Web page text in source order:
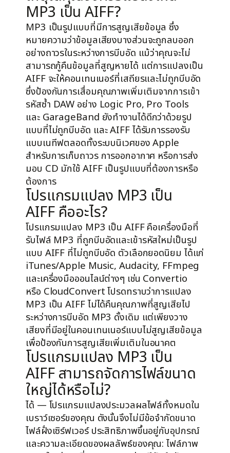
ข้าม
ไป
ยัง
เนื้อหา
MP3 เป็น AIFF?
MP3 เป็นรูปแบบที่มีการสูญเสียข้อมูล ซึ่ง
หมายความว่าข้อมูลเสียงบางส่วนจะถูกลบออก
อย่างถาวรในระหว่างการบีบอัด แม้ว่าคุณจะไม่
สามารถกู้คืนข้อมูลที่สูญหายได้ แต่การแปลงเป็น
AIFF จะให้คอนเทนเนอร์ที่เสถียรและไม่ถูกบีบอัด
ซึ่งป้องกันการเสื่อมคุณภาพเพิ่มเติมจากการเข้า
รหัสซ้ำ DAW อย่าง Logic Pro, Pro Tools
และ GarageBand ยังทำงานได้ดีกว่าด้วยรูป
แบบที่ไม่ถูกบีบอัด และ AIFF ได้รับการรองรับ
แบบเนทีฟตลอดทั้งระบบนิเวศของ Apple
สำหรับการเก็บถาวร การออกอากาศ หรือการส่ง
มอบ CD มักใช้ AIFF เป็นรูปแบบที่ต้องการหรือ
ต้องการ
โปรแกรมแปลง MP3 เป็น
AIFF คืออะไร?
โปรแกรมแปลง MP3 เป็น AIFF คือเครื่องมือที่
รับไฟล์ MP3 ที่ถูกบีบอัดและเข้ารหัสใหม่เป็นรูป
แบบ AIFF ที่ไม่ถูกบีบอัด ตัวเลือกยอดนิยม ได้แก่
iTunes/Apple Music, Audacity, FFmpeg
และเครื่องมือออนไลน์ต่างๆ เช่น Convertio
หรือ CloudConvert โปรดทราบว่าการแปลง
MP3 เป็น AIFF ไม่ได้คืนคุณภาพที่สูญเสียไป
ระหว่างการบีบอัด MP3 ดั้งเดิม แต่เพียงวาง
เสียงที่มีอยู่ในคอนเทนเนอร์แบบไม่สูญเสียข้อมูล
เพื่อป้องกันการสูญเสียเพิ่มเติมในอนาคต
โปรแกรมแปลง MP3 เป็น
AIFF สามารถจัดการไฟล์ขนาด
ใหญ่ได้หรือไม่?
ได้ — โปรแกรมแปลงประมวลผลไฟล์ทั้งหมดใน
เบราว์เซอร์ของคุณ ดังนั้นจึงไม่มีข้อจำกัดขนาด
ไฟล์ฝั่งเซิร์ฟเวอร์ ประสิทธิภาพขึ้นอยู่กับอุปกรณ์
และความละเอียดของผลลัพธ์ของคุณ: ไฟล์ภาพ